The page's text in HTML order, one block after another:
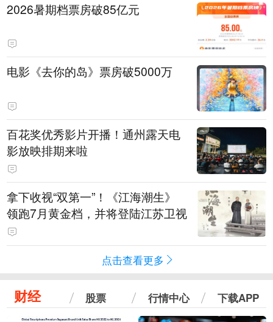
2026暑期档票房破85亿元
电影《去你的岛》票房破5000万
百花奖优秀影片开播！通州露天电
影放映排期来啦
拿下收视“双第一”！《江海潮生》
领跑7月黄金档，并将登陆江苏卫视
点击查看更多
财经 股票 行情中心 下载APP